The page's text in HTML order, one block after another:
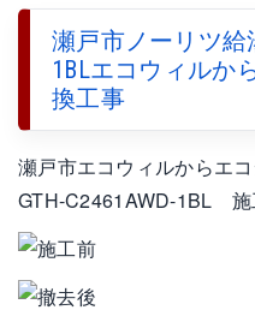
瀬戸市ノーリツ給
1BLエコウィルか
換工事
瀬戸市エコウィルからエ
GTH-C2461AWD-1BL 施